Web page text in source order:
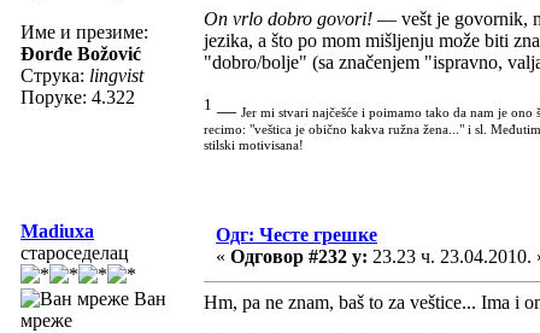
Име и презиме:
Đorđe Božović
Струка: lingvist
Поруке: 4.322
On vrlo dobro govori! — vešt je govornik,
jezika, a što po mom mišljenju može biti
"dobro/bolje" (sa značenjem "ispravno,
1 — Jer mi stvari najčešće i poimamo tako da nam je
recimo: "veštica je obično kakva ružna žena..." i sl.
stilski motivisana!
Madiuxa
староседелац
Ван
мреже
Одг: Честе грешке
« Одговор #232 у: 23.23 ч. 23.04.2010.
Hm, pa ne znam, baš to za veštice... Ima i